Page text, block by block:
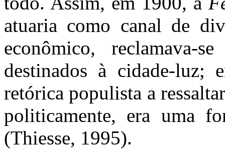
atuaria como canal de
econômico, reclamava-
destinados à cidade-luz;
retórica populista a
politicamente, era uma
(Thiesse, 1995).